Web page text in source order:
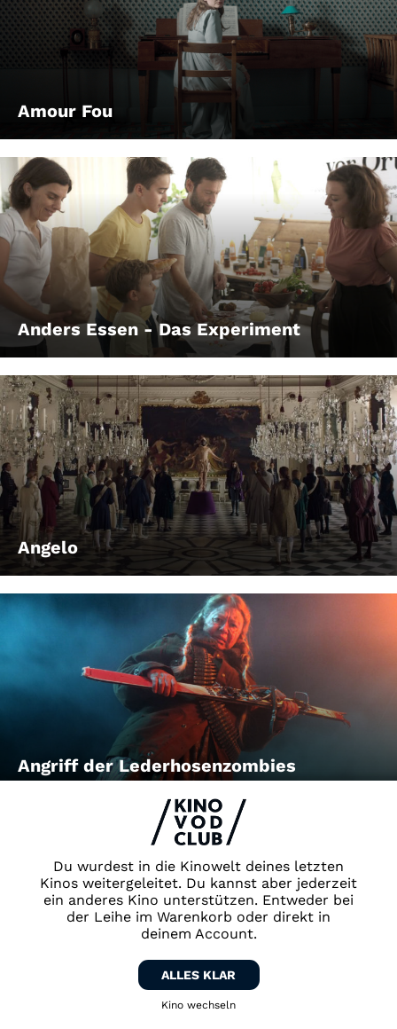
Du wurdest in die Kinowelt deines letzten
Kinos weitergeleitet. Du kannst aber jederzeit
ein anderes Kino unterstützen. Entweder bei
der Leihe im Warenkorb oder direkt in
deinem Account.
ALLES KLAR
Kino wechseln
Zum Topkino
Amour Fou
Anders Essen - Das Experiment
Angelo
Angriff der Lederhosenzombies